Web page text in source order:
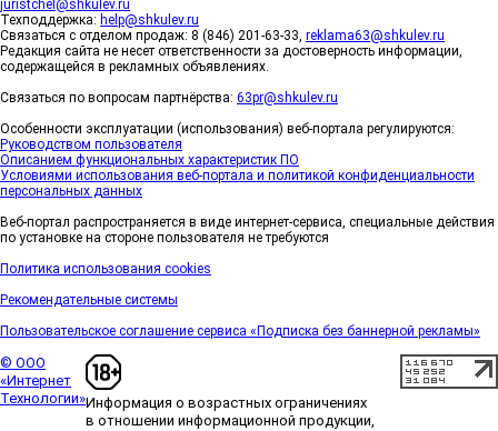
juristchel@shkulev.ru
Техподдержка: help@shkulev.ru
Связаться с отделом продаж: 8 (846) 201-63-33, reklama63@shkulev.ru
Редакция сайта не несет ответственности за достоверность информации,
содержащейся в рекламных объявлениях.
Связаться по вопросам партнёрства: 63pr@shkulev.ru
Особенности эксплуатации (использования) веб-портала регулируются:
Руководством пользователя
Описанием функциональных характеристик ПО
Условиями использования веб-портала и политикой конфиденциальности
персональных данных
Веб-портал распространяется в виде интернет-сервиса, специальные действия
по установке на стороне пользователя не требуются
Политика использования cookies
Рекомендательные системы
Пользовательское соглашение сервиса «Подписка без баннерной рекламы»
© ООО
«Интернет
Технологии»Информация о возрастных ограничениях
в отношении информационной продукции,